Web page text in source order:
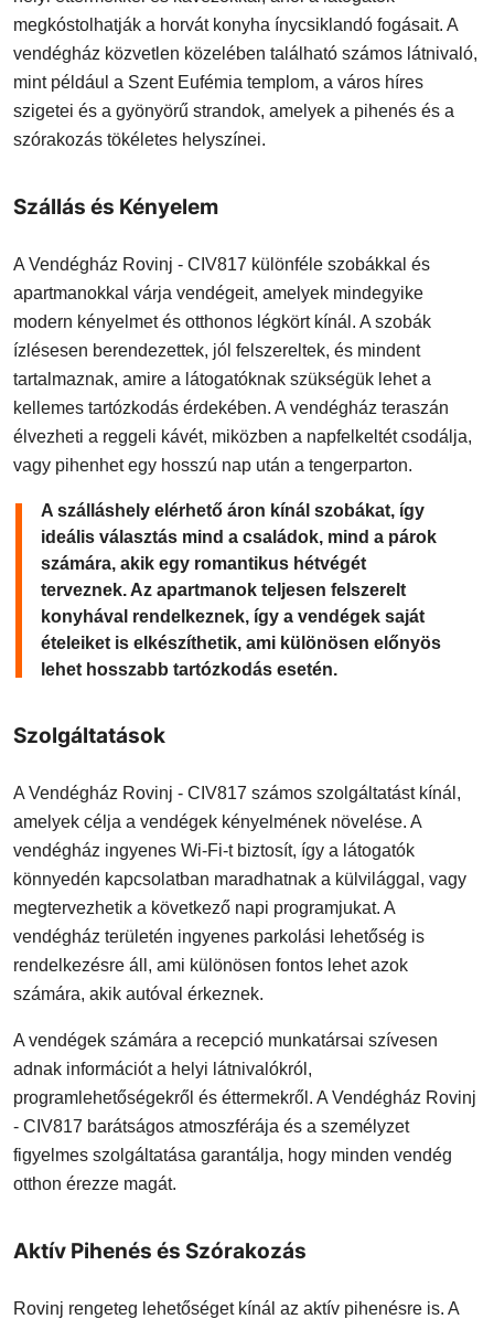
megkóstolhatják a horvát konyha ínycsiklandó fogásait. A
vendégház közvetlen közelében található számos látnivaló,
mint például a Szent Eufémia templom, a város híres
szigetei és a gyönyörű strandok, amelyek a pihenés és a
szórakozás tökéletes helyszínei.
Szállás és Kényelem
A Vendégház Rovinj - CIV817 különféle szobákkal és
apartmanokkal várja vendégeit, amelyek mindegyike
modern kényelmet és otthonos légkört kínál. A szobák
ízlésesen berendezettek, jól felszereltek, és mindent
tartalmaznak, amire a látogatóknak szükségük lehet a
kellemes tartózkodás érdekében. A vendégház teraszán
élvezheti a reggeli kávét, miközben a napfelkeltét csodálja,
vagy pihenhet egy hosszú nap után a tengerparton.
A szálláshely elérhető áron kínál szobákat, így
ideális választás mind a családok, mind a párok
számára, akik egy romantikus hétvégét
terveznek. Az apartmanok teljesen felszerelt
konyhával rendelkeznek, így a vendégek saját
ételeiket is elkészíthetik, ami különösen előnyös
lehet hosszabb tartózkodás esetén.
Szolgáltatások
A Vendégház Rovinj - CIV817 számos szolgáltatást kínál,
amelyek célja a vendégek kényelmének növelése. A
vendégház ingyenes Wi-Fi-t biztosít, így a látogatók
könnyedén kapcsolatban maradhatnak a külvilággal, vagy
megtervezhetik a következő napi programjukat. A
vendégház területén ingyenes parkolási lehetőség is
rendelkezésre áll, ami különösen fontos lehet azok
számára, akik autóval érkeznek.
A vendégek számára a recepció munkatársai szívesen
adnak információt a helyi látnivalókról,
programlehetőségekről és éttermekről. A Vendégház Rovinj
- CIV817 barátságos atmoszférája és a személyzet
figyelmes szolgáltatása garantálja, hogy minden vendég
otthon érezze magát.
Aktív Pihenés és Szórakozás
Rovinj rengeteg lehetőséget kínál az aktív pihenésre is. A